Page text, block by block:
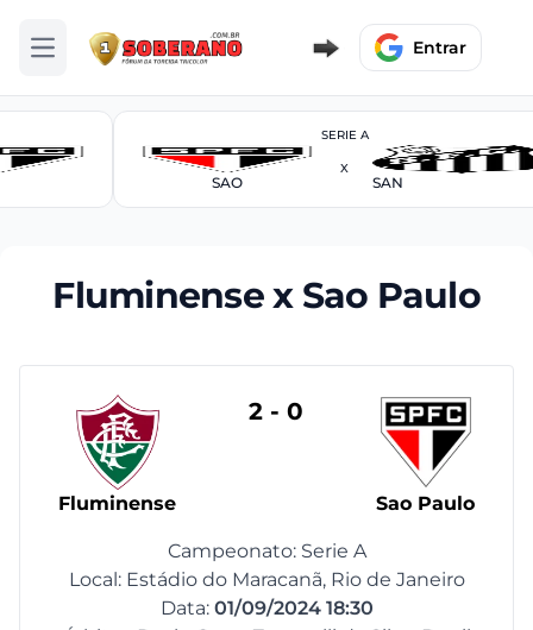
Abrir menu Entrar
SERIE A
SAO
X
SAN
Fluminense x Sao Paulo
Fluminense
2 - 0
Sao Paulo
Campeonato: Serie A
Local: Estádio do Maracanã, Rio de Janeiro
Data: 01/09/2024 18:30